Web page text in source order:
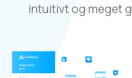
intuitivt og meget